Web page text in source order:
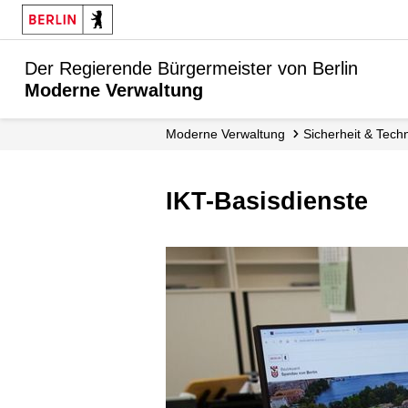
Der Regierende Bürgermeister von Berlin
Moderne Verwaltung
Moderne Verwaltung Sicherheit &
IKT-Basisdienste